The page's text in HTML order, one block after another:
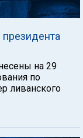
на 29
по
ливанского